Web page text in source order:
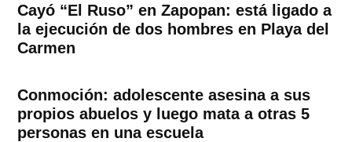
Cayó “El Ruso” en Zapopan: está ligado a
la ejecución de dos hombres en Playa del
Carmen
Conmoción: adolescente asesina a sus
propios abuelos y luego mata a otras 5
personas en una escuela